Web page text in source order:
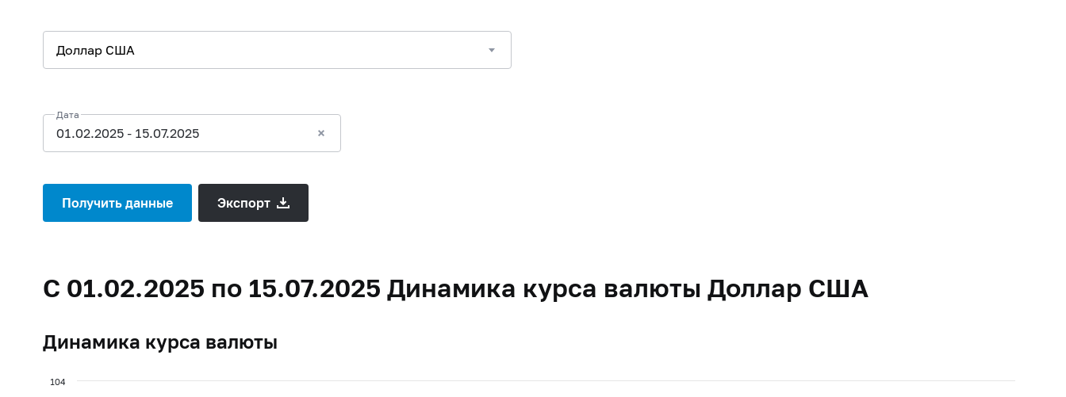
01.02.2025 - 15.07.2025
Дата
Получить данные Экспорт
С 01.02.2025 по 15.07.2025 Динамика курса валюты Доллар США
Динамика курса валюты
104